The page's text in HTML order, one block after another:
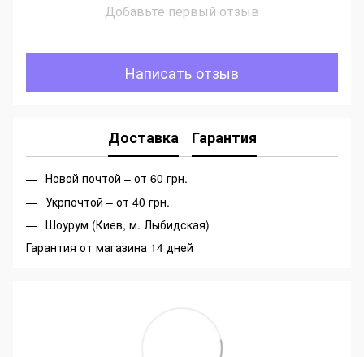
Добавьте первый отзыв
Написать отзыв
Доставка Гарантия
Новой почтой – от 60 грн.
Укрпочтой – от 40 грн.
Шоурум (Киев, м. Лыбидская)
Гарантия от магазина 14 дней